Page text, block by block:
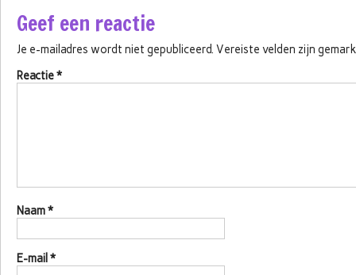
Geef een reactie
Je e-mailadres wordt niet gepubliceerd. Vereiste velden zijn
Reactie*
Naam*
E-mail *